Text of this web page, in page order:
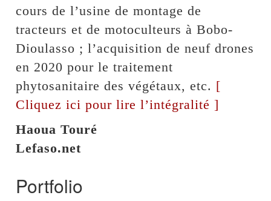
cours de l’usine de montage de
tracteurs et de motoculteurs à Bobo-
Dioulasso ; l’acquisition de neuf drones
en 2020 pour le traitement
phytosanitaire des végétaux, etc. [
Cliquez ici pour lire l’intégralité ]
Haoua Touré
Lefaso.net
Portfolio